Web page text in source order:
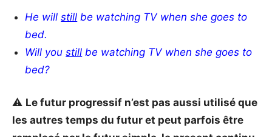
He willstill be watching TV when she goes to
bed.
Will youstill be watching TV when she goes to
bed?
⚠️ Le futur progressif n’est pas aussi utilisé que
les autres temps du futur et peut parfois être